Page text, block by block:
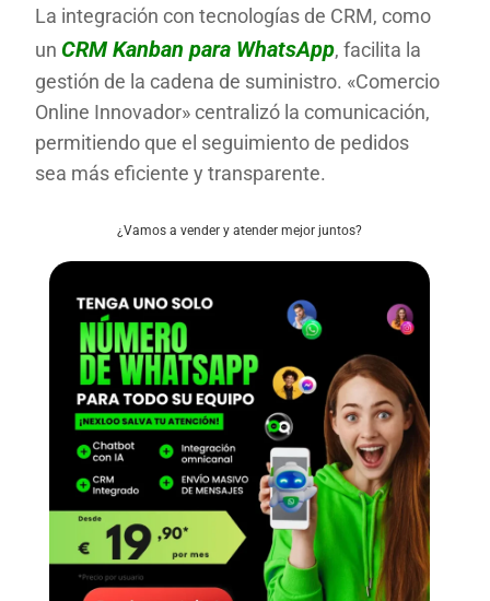
La integración con tecnologías de CRM, como
unCRM Kanban para WhatsApp, facilita la
gestión de la cadena de suministro. «Comercio
Online Innovador» centralizó la comunicación,
permitiendo que el seguimiento de pedidos
sea más eficiente y transparente.
¿Vamos a vender y atender mejor juntos?